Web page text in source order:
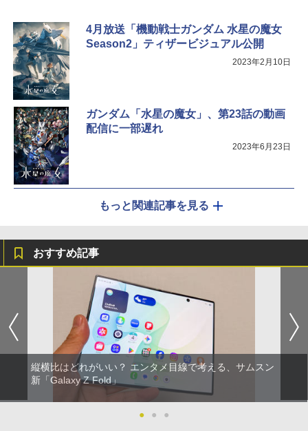
4月放送「機動戦士ガンダム 水星の魔女
Season2」ティザービジュアル公開
2023年2月10日
ガンダム「水星の魔女」、第23話の動画
配信に一部遅れ
2023年6月23日
もっと関連記事を見る
おすすめ記事
縦横比はどれがいい？ エンタメ目線で考える、サムスン
新「Galaxy Z Fold」
● ● ●